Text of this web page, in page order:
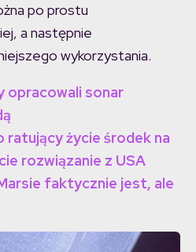
po prostu
a następnie
wykorzystania.
opracowali sonar
ratujący życie środek na
rozwiązanie z USA
faktycznie jest, ale